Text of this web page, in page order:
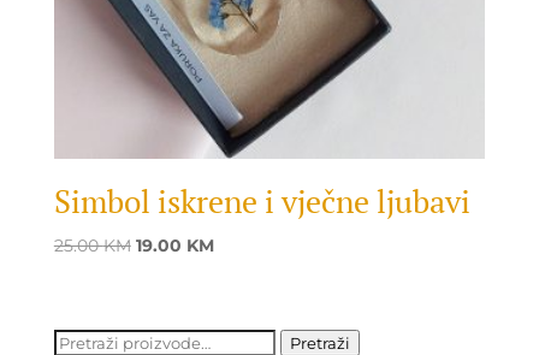
Simbol iskrene i vječne ljubavi
25.00KM Original
25.00 KM.
19.00 KMCurrent
19.00 KM.
Pretraži: Pretraži